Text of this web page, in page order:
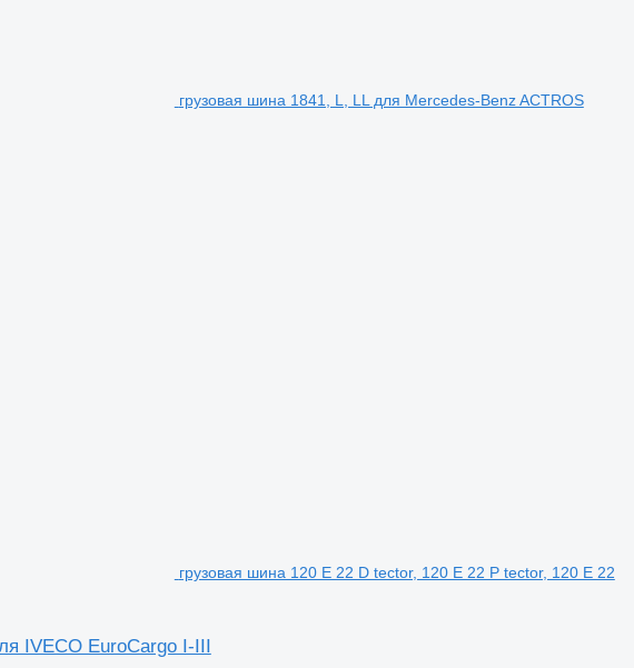
грузовая шина 1841, L, LL для Mercedes-Benz ACTROS
грузовая шина 120 E 22 D tector, 120 E 22 P tector, 120 E 22
IVECO EuroCargo I-III